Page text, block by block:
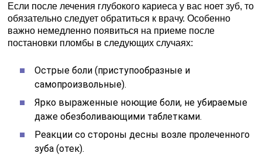
Если после лечения глубокого кариеса у вас ноет зуб, то
обязательно следует обратиться к врачу. Особенно
важно немедленно появиться на приеме после
постановки пломбы в следующих случаях:
Острые боли (приступообразные и
самопроизвольные).
Ярко выраженные ноющие боли, не убираемые
даже обезболивающими таблетками.
Реакции со стороны десны возле пролеченного
зуба (отек).